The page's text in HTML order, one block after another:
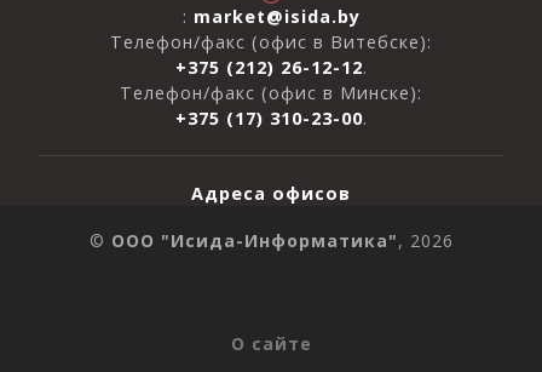
: market@isida.by
Телефон/факс (офис в Витебске):
+375 (212) 26-12-12.
Телефон/факс (офис в Минске):
+375 (17) 310-23-00.
Адреса офисов
© ООО "Исида-Информатика", 2026
О сайте